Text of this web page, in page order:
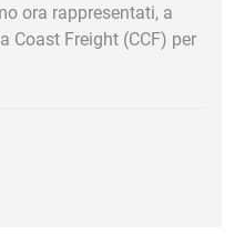
ora rappresentati, a
Coast Freight (CCF) per